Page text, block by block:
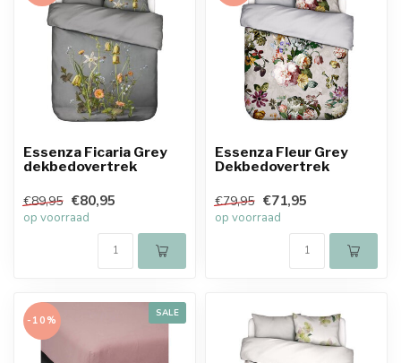
Essenza Ficaria Grey
dekbedovertrek
€89,95 €80,95
op voorraad
Essenza Fleur Grey
Dekbedovertrek
€79,95 €71,95
op voorraad
SALE
-10%